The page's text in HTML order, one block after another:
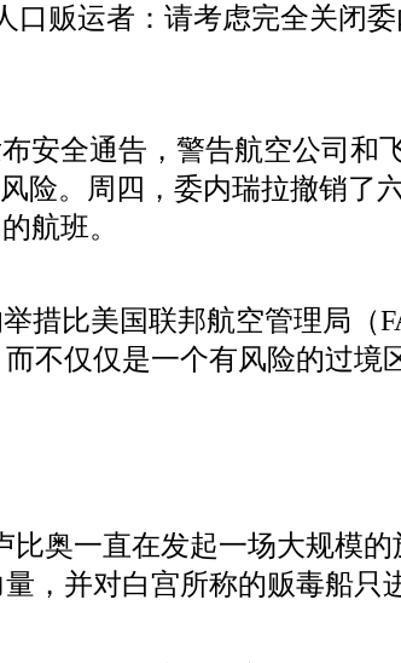
口贩运者：请考虑完全关闭
安全通告，警告航空公司和
险。周四，委内瑞拉撤销
航班。
措比美国联邦航空管理局
不仅仅是一个有风险的过境
比奥一直在发起一场大规模
，并对白宫所称的贩毒船只